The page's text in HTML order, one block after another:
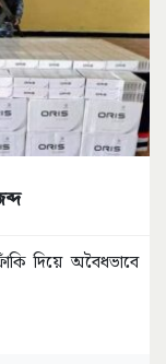
দিয়ে অবৈধভাবে